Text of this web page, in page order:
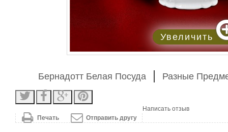
Увеличить
Бернадотт Белая Посуда Разные
Отправить другу
Печать
Написать отзыв